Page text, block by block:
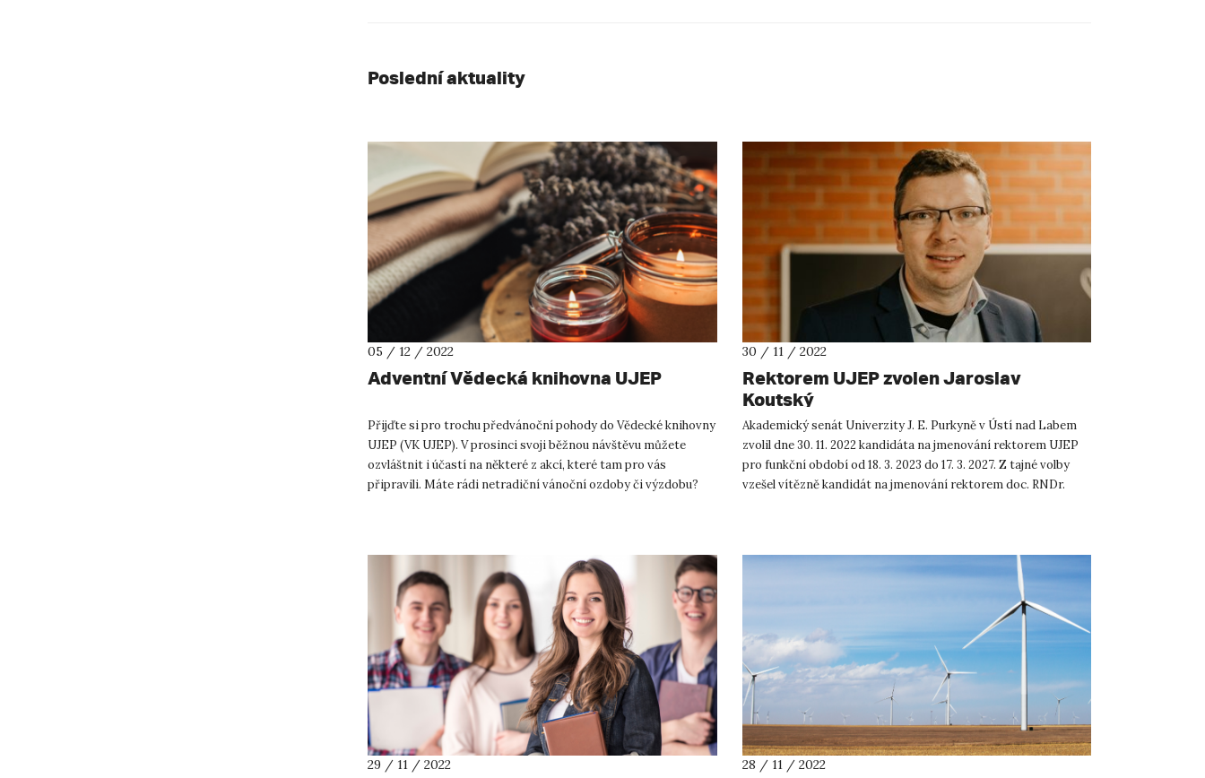
Poslední aktuality
05 / 12 / 2022
Adventní Vědecká knihovna UJEP
Přijďte si pro trochu předvánoční pohody do Vědecké knihovny
UJEP (VK UJEP). V prosinci svoji běžnou návštěvu můžete
ozvláštnit i účastí na některé z akcí, které tam pro vás
připravili. Máte rádi netradiční vánoční ozdoby či výzdobu?
30 / 11 / 2022
Rektorem UJEP zvolen Jaroslav
Koutský
Akademický senát Univerzity J. E. Purkyně v Ústí nad Labem
zvolil dne 30. 11. 2022 kandidáta na jmenování rektorem UJEP
pro funkční období od 18. 3. 2023 do 17. 3. 2027. Z tajné volby
vzešel vítězně kandidát na jmenování rektorem doc. RNDr.
29 / 11 / 2022 28 / 11 / 2022